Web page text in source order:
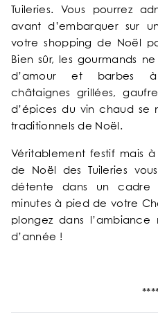
Tuileries. Vous pourrez
avant d’embarquer sur
votre shopping de Noël
Bien sûr, les gourmands
d’amour et barbes
châtaignes grillées,
d’épices du vin chaud se
traditionnels de Noël.
Véritablement festif mais
de Noël des Tuileries
détente dans un cadre
minutes à pied de votre
plongez dans
d’année !